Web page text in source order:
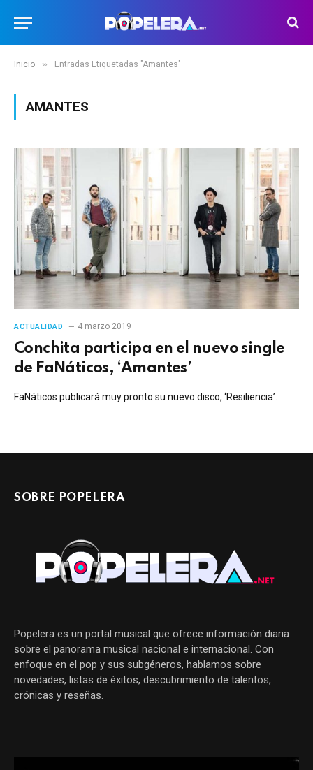
Inicio » Entradas Etiquetadas "Amantes"
AMANTES
ACTUALIDAD 4 marzo 2019
Conchita participa en el nuevo single
de FaNáticos, ‘Amantes’
FaNáticos publicará muy pronto su nuevo disco, ‘Resiliencia’.
SOBRE POPELERA
Popelera es un portal musical que ofrece información diaria
sobre el panorama musical nacional e internacional. Con
enfoque en el pop y sus subgéneros, hablamos sobre
novedades, listas de éxitos, descubrimiento de talentos,
crónicas y reseñas.